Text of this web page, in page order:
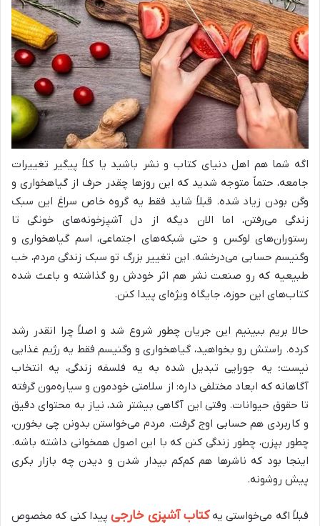
اگه شما هم اهل دنیای کتاب و نشر باشید یا کلاً پیگیر تغییرات
جامعه، حتماً متوجه شدید که این روزها چقدر حرف از گیاهخواری و
وگن بودن زیاد شده. قبلاً شاید فقط یه گروه خاص سراغ این سبک
زندگی می‌رفتن، اما الان دیگه از دل آشپزخونه‌های خونگی تا
رستوران‌های لوکس و حتی شبکه‌های اجتماعی، اسم گیاهخواری و
وگنیسم حسابی می‌درخشه. این تغییر بزرگ تو سبک زندگی مردم، خب
طبیعیه که رو صنعت نشر هم اثر خودش رو گذاشته و باعث شده
کتاب‌های این حوزه، جایگاه ویژه‌ای پیدا کنن.
حالا بریم ببینیم این جریان چطور شروع شد و اصلاً چرا انقدر رشد
کرده. راستش رو بخواهید، گیاهخواری و وگنیسم فقط یه رژیم غذایی
نیست؛ یه جورایی تبدیل شده به یه فلسفه زندگی، یه انتخاب
آگاهانه که ابعاد مختلفی داره: از سلامتی خودمون و سیاره‌مون گرفته
تا حقوق حیوانات. وقتی این آگاهی بیشتر شد، نیاز به محتوای دقیق
و کاربردی هم حسابی اوج گرفت. مردم می‌خواستن بدونن چی بخورن،
چطور بپزن، چطور زندگی کنن که با این اصول همخوانی داشته باشه.
اینجا بود که ناشرها هم کم‌کم بیدار شدن و دیدن چه بازار بکری
پیش روشونه.
قبلاً اگه می‌خواستی یهکتاب آشپزی خارجیپیدا کنی که مخصوص